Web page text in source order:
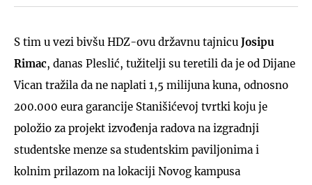
S tim u vezi bivšu HDZ-ovu državnu tajnicu Josipu
Rimac, danas Pleslić, tužitelji su teretili da je od Dijane
Vican tražila da ne naplati 1,5 milijuna kuna, odnosno
200.000 eura garancije Stanišićevoj tvrtki koju je
položio za projekt izvođenja radova na izgradnji
studentske menze sa studentskim paviljonima i
kolnim prilazom na lokaciji Novog kampusa